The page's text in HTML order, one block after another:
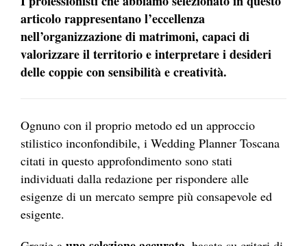
articolo rappresentano l’eccellenza
nell’organizzazione di matrimoni, capaci di
valorizzare il territorio e interpretare i desideri
delle coppie con sensibilità e creatività.
Ognuno con il proprio metodo ed un approccio
stilistico inconfondibile, i Wedding Planner Toscana
citati in questo approfondimento sono stati
individuati dalla redazione per rispondere alle
esigenze di un mercato sempre più consapevole ed
esigente.